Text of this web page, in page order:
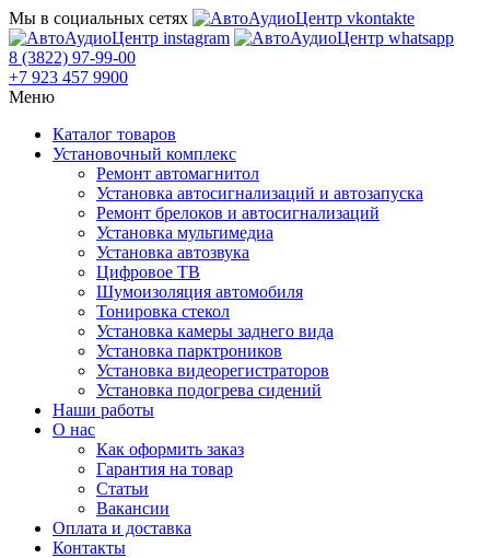
Мы в социальных сетях
8 (3822) 97-99-00
+7 923 457 9900
Меню
Каталог товаров
Установочный комплекс
Ремонт автомагнитол
Установка автосигнализаций и автозапуска
Ремонт брелоков и автосигнализаций
Установка мультимедиа
Установка автозвука
Цифровое ТВ
Шумоизоляция автомобиля
Тонировка стекол
Установка камеры заднего вида
Установка парктроников
Установка видеорегистраторов
Установка подогрева сидений
Наши работы
О нас
Как оформить заказ
Гарантия на товар
Статьи
Вакансии
Оплата и доставка
Контакты